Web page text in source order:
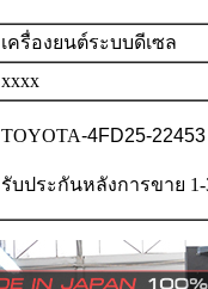
เครื่องยนต์ระบบดีเซล
xxxx
TOYOTA-4FD25-22453
รับประกันหลังการขาย 1-